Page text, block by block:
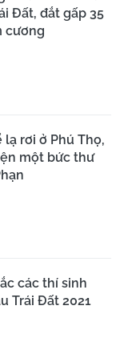
Đất, đắt gấp 35
cương
lạ rơi ở Phú Thọ,
một bức thư
các thí sinh
Trái Đất 2021